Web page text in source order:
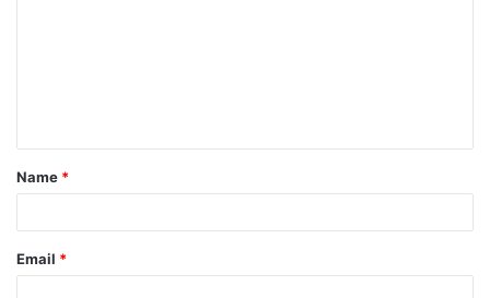
t
*
Name *
Email *